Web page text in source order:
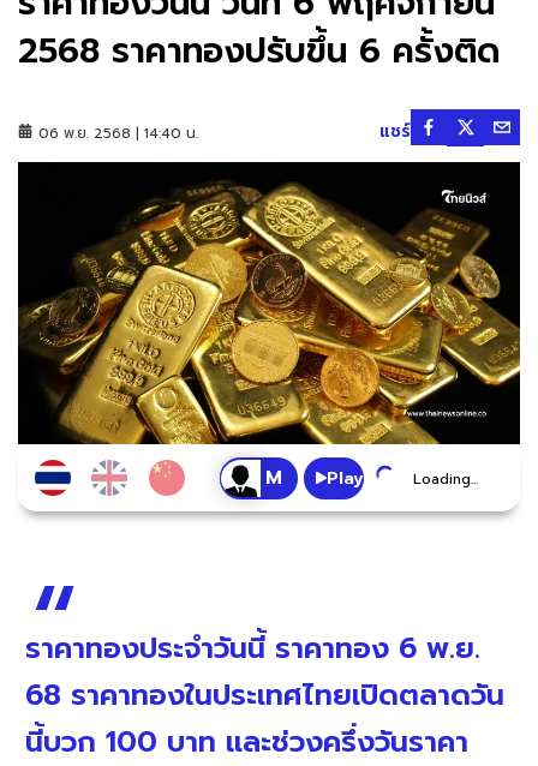
2568 ราคาทองปรับขึ้น 6 ครั้งติด
06 พ.ย. 2568 | 14:40 น. แชร์
Play Loading...
ราคาทองประจำวันนี้ ราคาทอง 6 พ.ย.
68 ราคาทองในประเทศไทยเปิดตลาดวัน
นี้บวก 100 บาท และช่วงครึ่งวันราคา